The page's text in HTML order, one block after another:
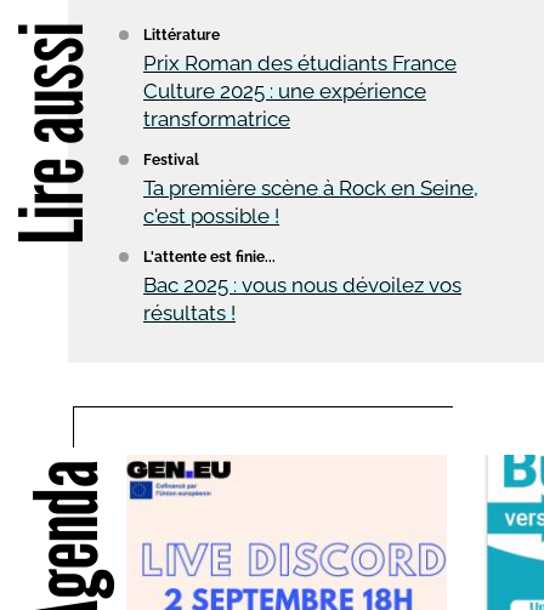
Littérature
Prix Roman des étudiants France
Culture 2025 : une expérience
transformatrice
Festival
Ta première scène à Rock en Seine,
c'est possible !
L'attente est finie...
Bac 2025 : vous nous dévoilez vos
résultats !
Agenda